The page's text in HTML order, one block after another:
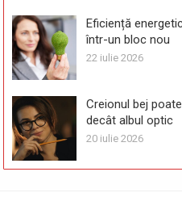
Eficiență
într-un bloc nou
22 iulie 2026
Creionul bej
decât albul optic
20 iulie 2026